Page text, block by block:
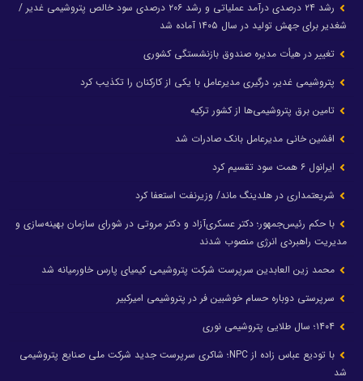
رشد ۲۴ درصدی درآمد عملیاتی و رشد ۲۰۶ درصدی سود خالص پتروشیمی غدیر /
شغدیر برای جهش تولید در سال ۱۴۰۵ آماده شد
تغییر در هیأت مدیره صندوق بازنشستگی کشوری
پتروشیمی غدیر، درگیری مدیرعامل با یکی از کارکنان را تکذیب کرد
تامین برق پتروشیمی‌ها از کشور ترکیه
افشین خانی مدیرعامل بانک صادرات شد
ایرانول ۶ همت سود تقسیم کرد
شریعتمداری در هلدینگ ماند/ وزیرنفت استعفا کرد
با حکم رئیس‌جمهور؛ دکتر عسکری‌آزاد و دکتر مروتی در شورای سازمان بهینه‌سازی و
مدیریت راهبردی انرژی منصوب شدند
محمد زین العابدین سرپرست شرکت پتروشیمی کیمیای پارس خاورمیانه شد
سرپرستی دوباره حسام خوشبین فر در پتروشیمی امیرکبیر
با تودیع عباس زاده از NPC؛ شاکری سرپرست جدید شرکت ملی صنایع پتروشیمی
شد